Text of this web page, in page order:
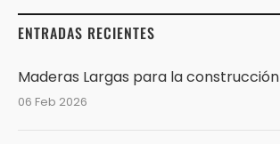
ENTRADAS RECIENTES
Maderas Largas para la construcción
06 Feb 2026